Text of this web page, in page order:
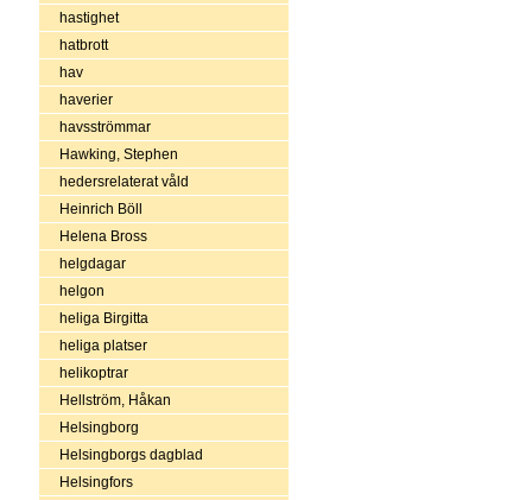
hastighet
hatbrott
hav
haverier
havsströmmar
Hawking, Stephen
hedersrelaterat våld
Heinrich Böll
Helena Bross
helgdagar
helgon
heliga Birgitta
heliga platser
helikoptrar
Hellström, Håkan
Helsingborg
Helsingborgs dagblad
Helsingfors